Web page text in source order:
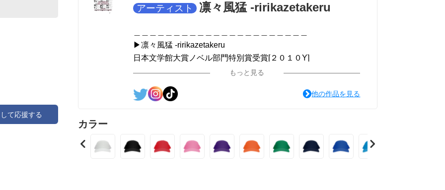
て応援する
アーティスト 凛々風猛 -ririkazetakeru
▶︎凛々風猛 -ririkazetakeru
日本文学館大賞ノベル部門特別賞受賞[２０１０Y]
＿＿＿＿＿＿＿＿＿＿＿＿＿＿＿＿＿＿＿＿＿＿
[通常版:ロードムービー系ミュージカル小説のみ.]
もっと見る
他の作品を見る
カラー